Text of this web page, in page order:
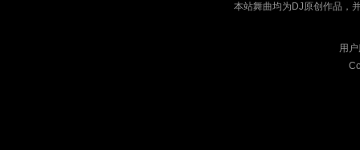
本站舞曲均为DJ原创作品，
用